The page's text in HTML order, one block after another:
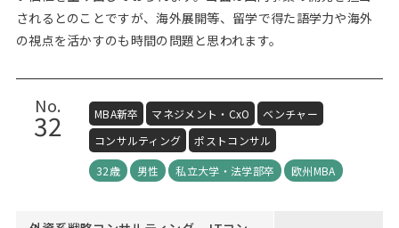
されるとのことですが、海外展開等、留学で得た語学力や海外
の視点を活かすのも時間の問題と思われます。
No.
32 MBA新卒 マネジメント・CxO
ベンチャー
コンサルティング
ポストコンサル
32歳
男性 私立大学・法学部卒 欧州MBA